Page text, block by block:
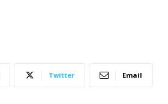
Twitter Email